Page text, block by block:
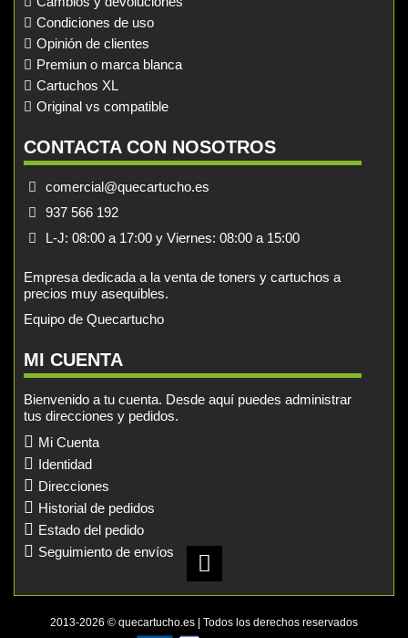
Condiciones de uso
Opinión de clientes
Premiun o marca blanca
Cartuchos XL
Original vs compatible
CONTACTA CON NOSOTROS
comercial@quecartucho.es
937 566 192
L-J: 08:00 a 17:00 y Viernes: 08:00 a 15:00
Empresa dedicada a la venta de toners y cartuchos a
precios muy asequibles.
Equipo de Quecartucho
MI CUENTA
Bienvenido a tu cuenta. Desde aquí puedes administrar
tus direcciones y pedidos.
Mi Cuenta
Identidad
Direcciones
Historial de pedidos
Estado del pedido
Seguimiento de envíos
2013-2026 © quecartucho.es | Todos los derechos reservados